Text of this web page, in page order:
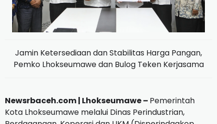
Jamin Ketersediaan dan Stabilitas Harga Pangan,
Pemko Lhokseumawe dan Bulog Teken Kerjasama
Newsrbaceh.com | Lhokseumawe – Pemerintah
Kota Lhokseumawe melalui Dinas Perindustrian,